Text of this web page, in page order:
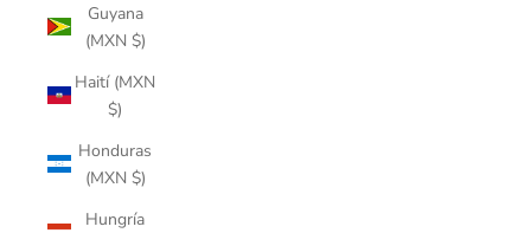
Guyana
(MXN $)
Haití (MXN
$)
Honduras
(MXN $)
Hungría